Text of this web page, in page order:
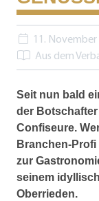
11. November
Aus dem
Seit nun bald
der
Confiseure.
Branchen-
zur
seinem
Oberrieden.